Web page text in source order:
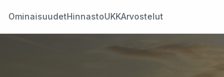
OminaisuudetHinnastoUKKArvostelut